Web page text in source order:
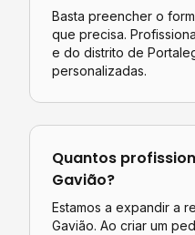
Basta preencher o
que precisa.
e do distrito de
personalizadas.
Quantos
Gavião?
Estamos a expandir a
Gavião. Ao criar um